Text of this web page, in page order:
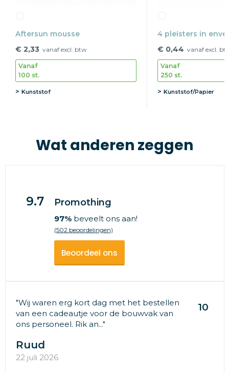
Aftersun mousse
€ 2,33 vanaf excl. btw
Vanaf
100 st.
Kunststof
4 pleisters in
€ 0,44 vanaf excl.
Vanaf
250 st.
Kunststof/Papier
Wat anderen zeggen
9.7 Promothing
97%beveelt ons aan!
(502 beoordelingen)
Beoordeel ons
"Wij waren erg kort dag met het bestellen
van een cadeautje voor de bouwvak van
ons personeel. Rik an..."
10
Ruud
22 juli 2026